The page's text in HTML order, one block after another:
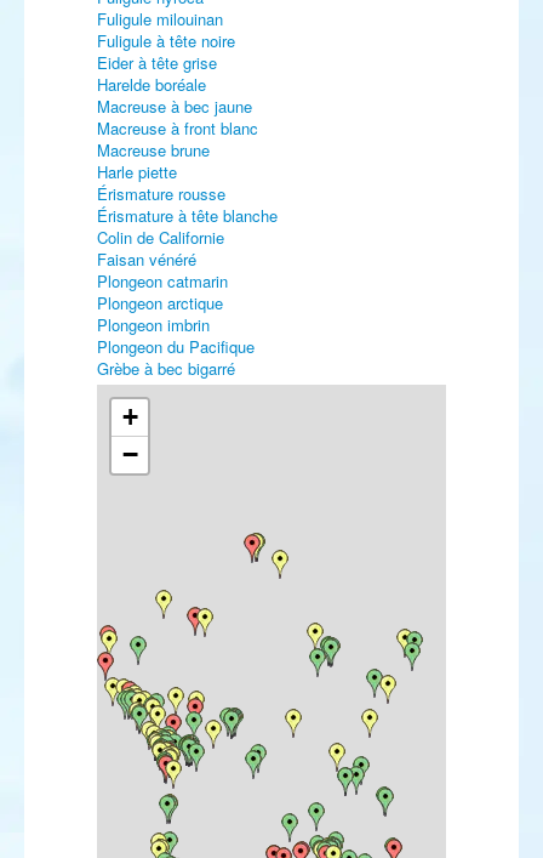
Fuligule milouinan
Fuligule à tête noire
Eider à tête grise
Harelde boréale
Macreuse à bec jaune
Macreuse à front blanc
Macreuse brune
Harle piette
Érismature rousse
Érismature à tête blanche
Colin de Californie
Faisan vénéré
Plongeon catmarin
Plongeon arctique
Plongeon imbrin
Plongeon du Pacifique
Grèbe à bec bigarré
Grèbe jougris
Grèbe esclavon
Puffin de Scopoli
Puffin cendré
Puffin majeur
Océanite de Wilson
Océanite tempête
Océanite culblanc
Fou brun
Cormoran pygmée
Pélican blanc
Butor étoilé
Blongios nain
Aigrette des récifs
Cigogne noire
Flamant nain
Élanion blanc
Pygargue à queue blanche
+
−